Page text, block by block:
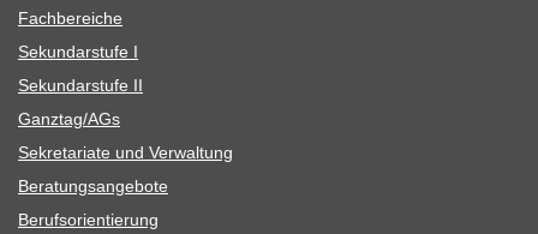
Fach­be­rei­che
Sekun­dar­stufe I
Sekun­dar­stufe II
Ganztag/​​AGs
Sekre­ta­riate und Verwaltung
Bera­tungs­an­ge­bote
Berufs­ori­en­tie­rung